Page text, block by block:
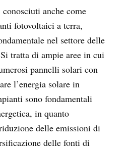
anche come
fotovoltaici a terra,
nel settore delle
tratta di ampie aree in cui
pannelli solari con
l’energia solare in
sono fondamentali
in quanto
delle emissioni di
delle fonti di